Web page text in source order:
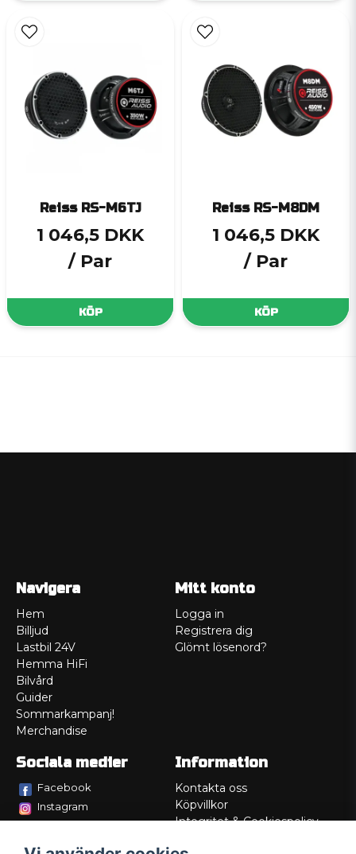
Reiss RS-M6TJ
1 046,5 DKK
/ Par
KÖP
Reiss RS-M8DM
1 046,5 DKK
/ Par
KÖP
Navigera
Hem
Billjud
Lastbil 24V
Hemma HiFi
Bilvård
Guider
Sommarkampanj!
Merchandise
Mitt konto
Logga in
Registrera dig
Glömt lösenord?
Sociala medier
Facebook
Instagram
Information
Kontakta oss
Köpvillkor
Integritet & Cookiespolicy